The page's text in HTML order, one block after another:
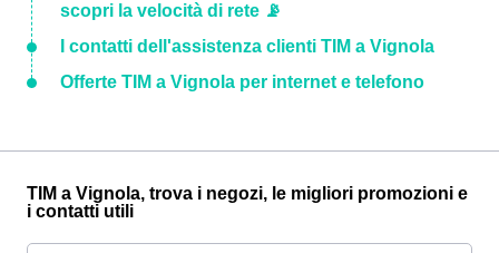
scopri la velocità di rete 📡
I contatti dell'assistenza clienti TIM a Vignola
Offerte TIM a Vignola per internet e telefono
TIM a Vignola, trova i negozi, le migliori promozioni e
i contatti utili